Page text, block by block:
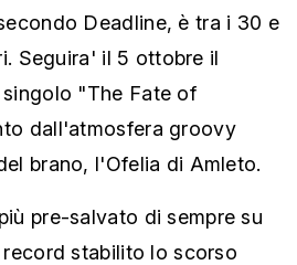
Deadline, è tra i 30 e
Seguira' il 5 ottobre il
"The Fate of
dall'atmosfera groovy
brano, l'Ofelia di Amleto.
pre-salvato di sempre su
stabilito lo scorso